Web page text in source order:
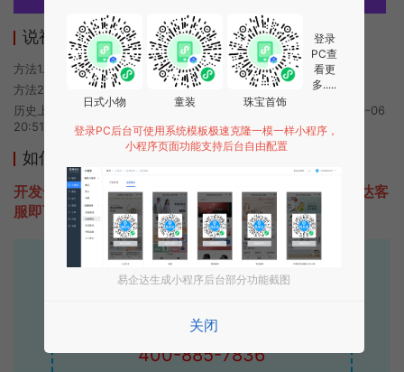
说视小程序使用方法
方法1. 使用微信扫描本页面上方二维码进入说视的小程序
方法2. 在微信中搜索“说视”即可进入小程序
历史上的今时小程序由说视团队开发，易企达小程序商店于2020-10-06
20:51发布
如何开发类似说视的小程序
开发一款类似说视的小程序不难，只需要咨询本站易企达客
服即可为您定制开发，免费提供报价。
易企达10年行业沉淀！
专业小程序、公众号H5 APP等软件开发
立即拨打电话享优惠
400-885-7836
日式小物 童装 珠宝首饰
登录
PC查
看更
多.....
登录PC后台可使用系统模板极速克隆一模一样小程序，
小程序页面功能支持后台自由配置
易企达生成小程序后台部分功能截图
关闭